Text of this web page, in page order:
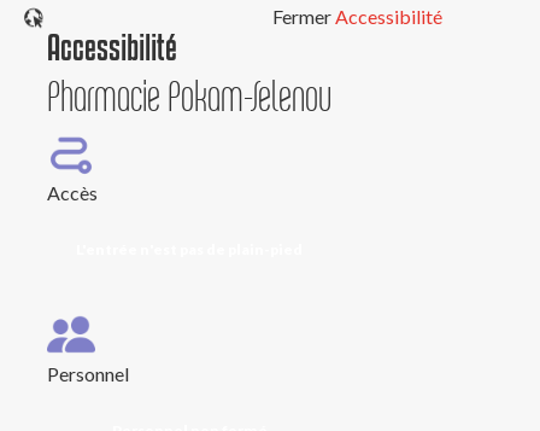
Fermer
Accessibilité
Pharmacie Pokam-Selenou
Accès
Personnel
Accessibilité